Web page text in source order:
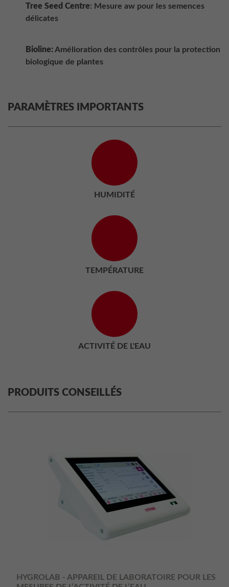
Tree Seed Centre: Mesure aw pour les semences
délicates
Bioline:Amélioration des contrôles pour la protection
biologique de plantes
PARAMÈTRES IMPORTANTS
HUMIDITÉ
TEMPÉRATURE
ACTIVITÉ DE L'EAU
PRODUITS CONSEILLÉS
HYGROLAB - APPAREIL DE LABORATOIRE POUR LES